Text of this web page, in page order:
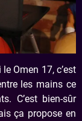
Omen 17, c’est
les mains ce
C’est bien-sûr
ça propose en